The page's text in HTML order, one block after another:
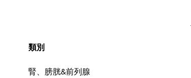
類別
腎、膀胱&前列腺